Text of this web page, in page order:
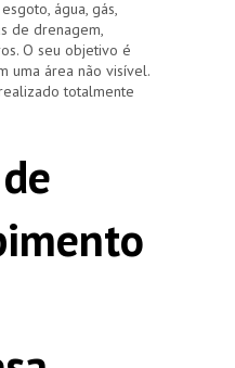
água, gás,
de drenagem,
O seu objetivo é
uma área não visível.
totalmente